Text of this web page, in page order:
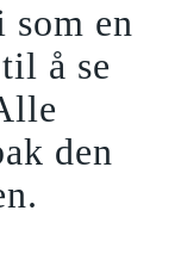
en
å se
den